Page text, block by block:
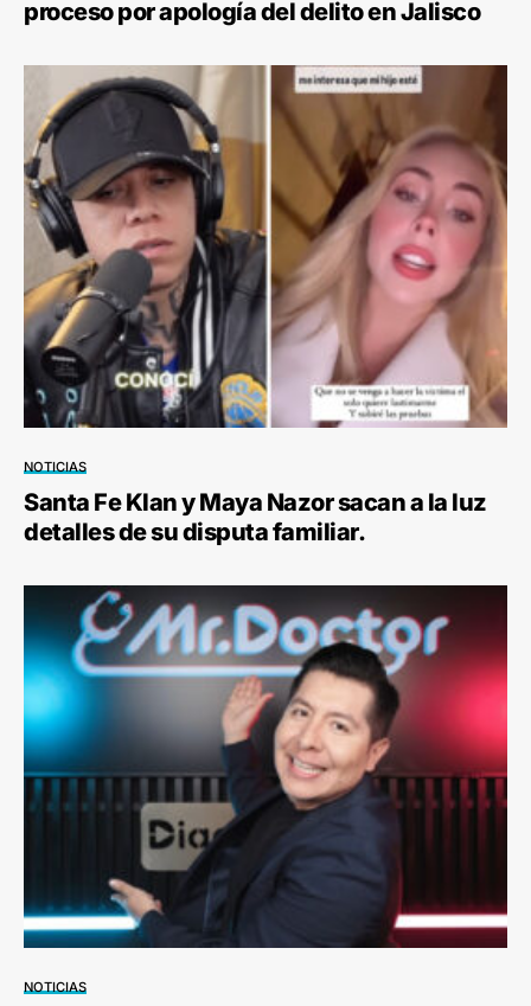
proceso por apología del delito en Jalisco
NOTICIAS
Santa Fe Klan y Maya Nazor sacan a la luz
detalles de su disputa familiar.
NOTICIAS